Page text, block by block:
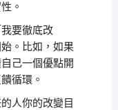
。
要徹底改
。比如，如果
己一個優點開
循環。
人你的改變目